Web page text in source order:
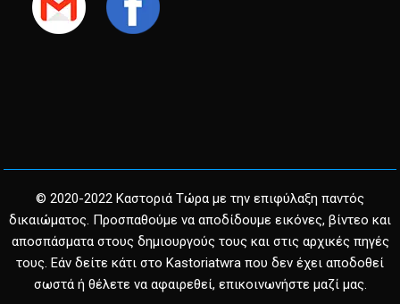
© 2020-2022 Καστοριά Τώρα με την επιφύλαξη παντός
δικαιώματος. Προσπαθούμε να αποδίδουμε εικόνες, βίντεο και
αποσπάσματα στους δημιουργούς τους και στις αρχικές πηγές
τους. Εάν δείτε κάτι στο Kastoriatwra που δεν έχει αποδοθεί
σωστά ή θέλετε να αφαιρεθεί, επικοινωνήστε μαζί μας.